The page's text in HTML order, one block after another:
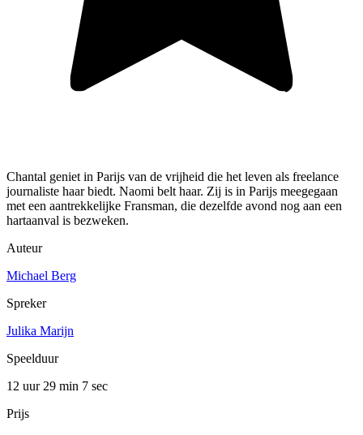
Chantal geniet in Parijs van de vrijheid die het leven als freelance
journaliste haar biedt. Naomi belt haar. Zij is in Parijs meegegaan
met een aantrekkelijke Fransman, die dezelfde avond nog aan een
hartaanval is bezweken.
Auteur
Michael Berg
Spreker
Julika Marijn
Speelduur
12 uur 29 min 7 sec
Prijs